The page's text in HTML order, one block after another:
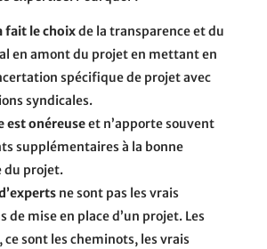
fait le choixde la transparence et du
en amont du projet en mettant en
spécifique de projet avec
syndicales.
est onéreuseet n’apporte souvent
supplémentaires à la bonne
du projet.
ne sont pas les vrais
de mise en place d’un projet. Les
sont les cheminots, les vrais